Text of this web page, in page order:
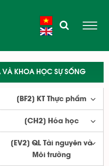
VÀ KHOA HỌC SỰ SỐNG
[BF2] KT Thực phẩm
[CH2] Hóa học
[EV2] QL Tài nguyên và
Môi trường